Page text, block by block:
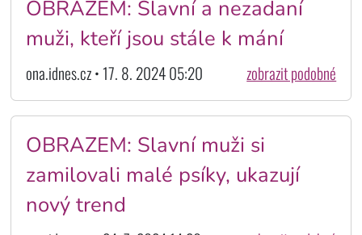
OBRAZEM: Slavní a nezadaní
muži, kteří jsou stále k mání
ona.idnes.cz • 17. 8. 2024 05:20 zobrazit podobné
OBRAZEM: Slavní muži si
zamilovali malé psíky, ukazují
nový trend